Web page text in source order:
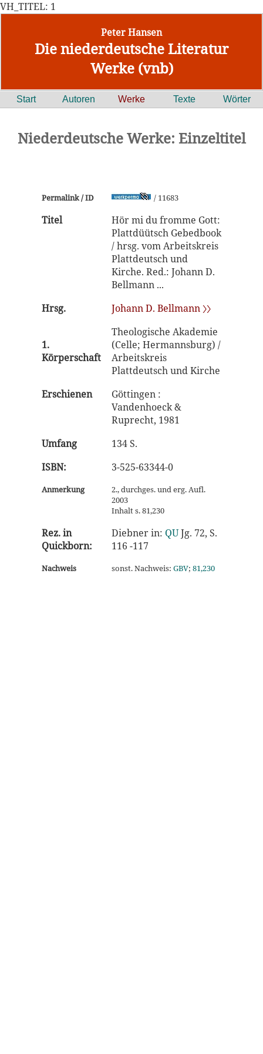
VH_TITEL: 1
Peter Hansen
Die niederdeutsche Literatur
Werke (vnb)
Start Autoren Werke Texte Wörter
Niederdeutsche Werke: Einzeltitel
Permalink / ID / 11683
Titel
Hör mi du fromme Gott:
Plattdüütsch Gebedbook
/ hrsg. vom Arbeitskreis
Plattdeutsch und
Kirche. Red.: Johann D.
Bellmann ...
Hrsg.
Johann D. Bellmann 〉〉
1.
Körperschaft
Theologische Akademie
(Celle; Hermannsburg) /
Arbeitskreis
Plattdeutsch und Kirche
Erschienen
Göttingen :
Vandenhoeck &
Ruprecht, 1981
Umfang
134 S.
ISBN:
3-525-63344-0
Anmerkung
2., durchges. und erg. Aufl.
2003
Inhalt s. 81,230
Rez. in
Quickborn:
Diebner in: QUJg. 72, S.
116 -117
Nachweis sonst. Nachweis: GBV; 81,230